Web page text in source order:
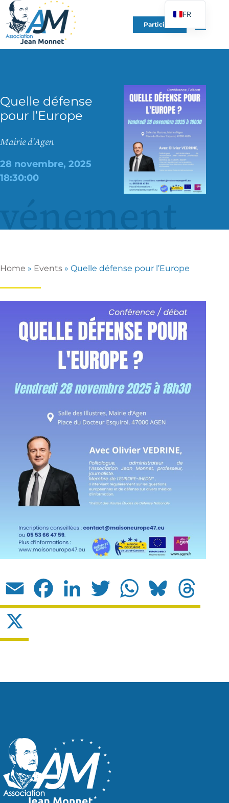
Participer
Quelle défense
pour l’Europe
Mairie d'Agen
28 novembre, 2025
18:30:00
Home » Events » Quelle défense pour l’Europe
Email Facebook LinkedIn Twitter WhatsApp Bluesky
FR
EN
DE
PT
UK